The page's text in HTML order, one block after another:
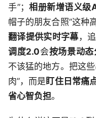
手”； 相册新增语义级
帽子的朋友合照”这种
翻译提供实时字幕，
调度2.0会按场景动
不该猛的地方。把这
肉”，而是 盯住日常痛
省心智负担。